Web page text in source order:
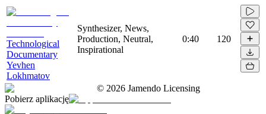
Technological
Documentary
Yevhen
Lokhmatov
Synthesizer, News,
Production, Neutral,
Inspirational
0:40 120
© 2026 Jamendo Licensing
Pobierz aplikację